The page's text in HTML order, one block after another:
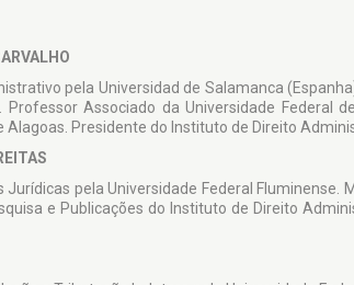
pela Universidad de Salamanca
Professor Associado da Universidade Federal
Alagoas. Presidente do Instituto de Direito
Jurídicas pela Universidade Federal Fluminense.
e Publicações do Instituto de Direito